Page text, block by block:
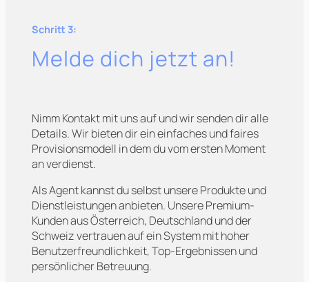
Schritt 3:
Melde dich jetzt an!
Nimm Kontakt mit uns auf und wir senden dir alle
Details. Wir bieten dir ein einfaches und faires
Provisionsmodell in dem du vom ersten Moment
an verdienst.
Als Agent kannst du selbst unsere Produkte und
Dienstleistungen anbieten. Unsere Premium-
Kunden aus Österreich, Deutschland und der
Schweiz vertrauen auf ein System mit hoher
Benutzerfreundlichkeit, Top-Ergebnissen und
persönlicher Betreuung.